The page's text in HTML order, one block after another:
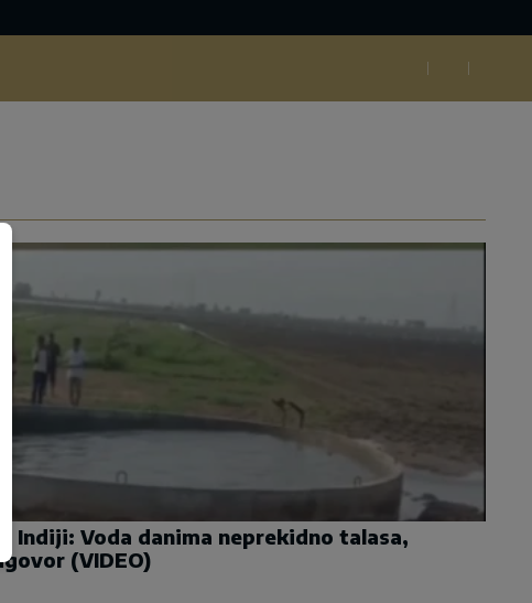
Indiji: Voda danima neprekidno talasa,
(VIDEO)